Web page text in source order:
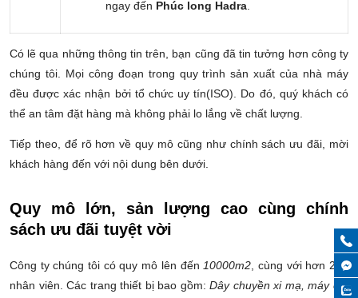
ngay đến Phúc long Hadra
Có lẽ qua những thông tin trên, bạn cũng đã tin tưởng hơn công ty
chúng tôi. Mọi công đoạn trong quy trình sản xuất của nhà máy
đều được xác nhận bởi tổ chức uy tín(ISO). Do đó, quý khách có
thể an tâm đặt hàng mà không phải lo lắng về chất lượng.
Tiếp theo, để rõ hơn về quy mô cũng như chính sách ưu đãi, mời
khách hàng đến với nội dung bên dưới.
Quy mô lớn, sản lượng cao cùng chính
sách ưu đãi tuyệt vời
Công ty chúng tôi có quy mô lên đến 10000m2 , cùng với hơn 200
nhân viên. Các trang thiết bị bao gồm:Dây chuyền xi mạ, máy cắt